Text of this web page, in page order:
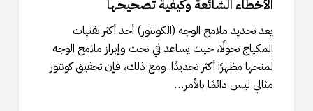
تجنبها:
الأخطاء
الشائعة
وكيفية
الأخطاء الشائعة وكيفية تصحيحها
يعد تحديد ملامح الوجه (الكونتور) أحد أكثر تقنيات
المكياج تحولًا، حيث يساعد في نحت وإبراز ملامح الوجه
لمنحها مظهرًا أكثر تحديدًا. ومع ذلك، فإن تحقيق كونتور
مثالي ليس دائمًا بالأمر…